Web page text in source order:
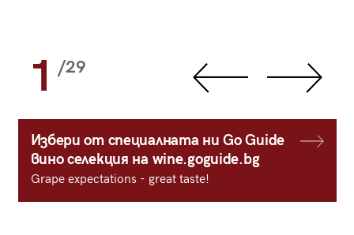
1 /29
Избери от специалната ни Go Guide
вино селекция на wine.goguide.bg
Grape expectations - great taste!